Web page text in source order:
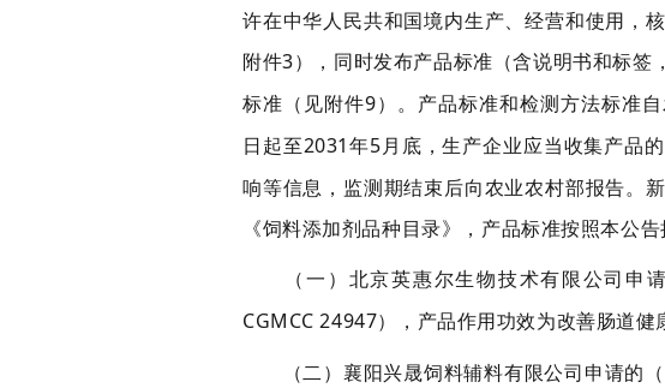
许在中华人民共和国境内生产、经营和使用 ，
附件3）， 同时发布产品标准 （含说明书和标签 ，
标准 （ 见附件9） 。产品标准和检测方法标准自
日起至2031年5月底 ，生产企业应当收集产品
响等信息 ， 监测期结束后向农业农村部报告。
《饲料添加剂品种目录》，产品标准按照本公告
（一）北京英惠尔生物技术有限公司申
CGMCC 24947），产品作用功效为改善肠道健
（二）襄阳兴晟饲料辅料有限公司申请的（